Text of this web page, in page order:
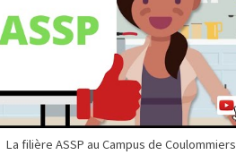
La filière ASSP au Campus de Coulommiers